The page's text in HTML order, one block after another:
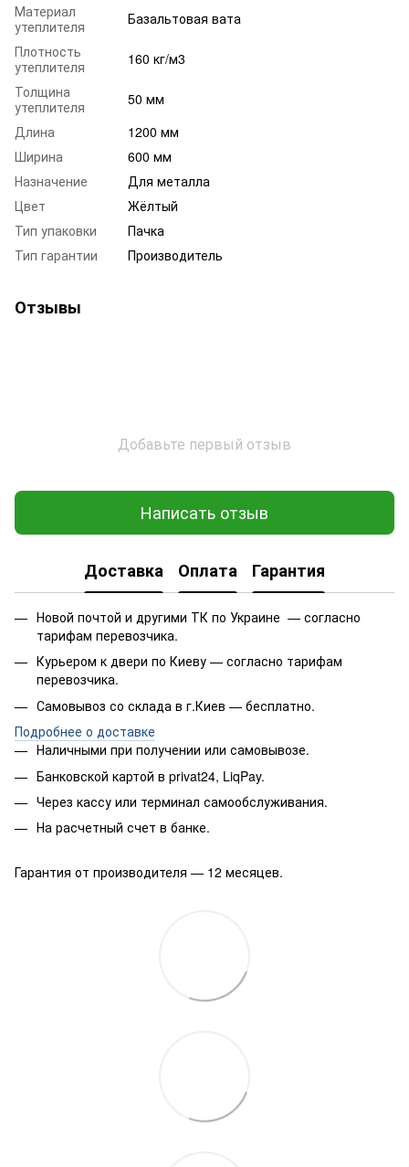
Материал
утеплителя
Базальтовая вата
Плотность
утеплителя
160 кг/м3
Толщина
утеплителя
50 мм
Длина
1200 мм
Ширина
600 мм
Назначение
Для металла
Цвет
Жёлтый
Тип упаковки
Пачка
Тип гарантии
Производитель
Отзывы
Добавьте первый отзыв
Написать отзыв
Доставка Оплата Гарантия
Новой почтой и другими ТК по Украине — согласно
тарифам перевозчика.
Курьером к двери по Киеву — согласно тарифам
перевозчика.
Самовывоз со склада в г.Киев — бесплатно.
Подробнее о доставке
Наличными при получении или самовывозе.
Банковской картой в privat24, LiqPay.
Через кассу или терминал самообслуживания.
На расчетный счет в банке.
Гарантия от производителя — 12 месяцев.